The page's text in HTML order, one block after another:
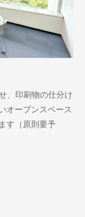
、印刷物の仕分け
オープンスペース
す（原則要予